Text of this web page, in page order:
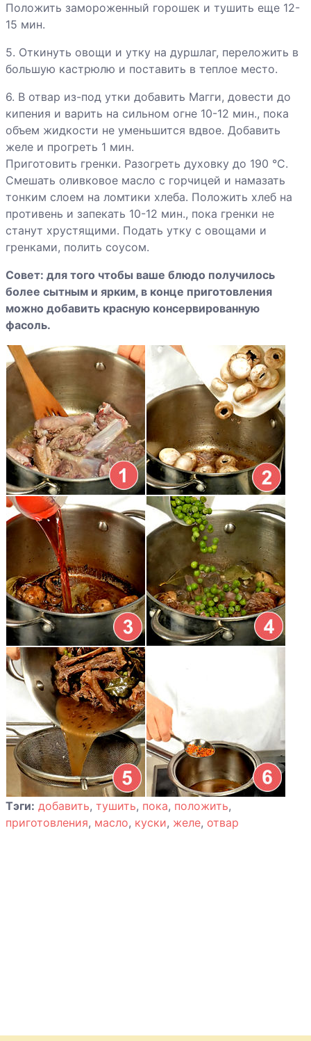
Положить замороженный горошек и тушить еще 12-
15 мин.
5. Откинуть овощи и утку на дуршлаг, переложить в
большую кастрюлю и поставить в теплое место.
6. В отвар из-под утки добавить Магги, довести до
кипения и варить на сильном огне 10-12 мин., пока
объем жидкости не уменьшится вдвое. Добавить
желе и прогреть 1 мин.
Приготовить гренки. Разогреть духовку до 190 °С.
Смешать оливковое масло с горчицей и намазать
тонким слоем на ломтики хлеба. Положить хлеб на
противень и запекать 10-12 мин., пока гренки не
станут хрустящими. Подать утку с овощами и
гренками, полить соусом.
Совет: для того чтобы ваше блюдо получилось
более сытным и ярким, в конце приготовления
можно добавить красную консервированную
фасоль.
Тэги: добавить, тушить, пока, положить,
приготовления, масло, куски, желе, отвар